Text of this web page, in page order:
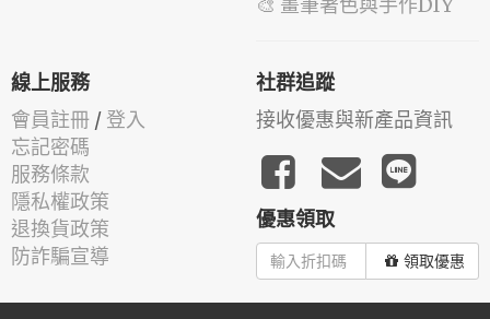
線上服務
會員註冊 / 登入
忘記密碼
服務條款
隱私權政策
退換貨政策
防詐騙宣導
社群追蹤
接收優惠與新產品資訊
優惠領取
領取優惠